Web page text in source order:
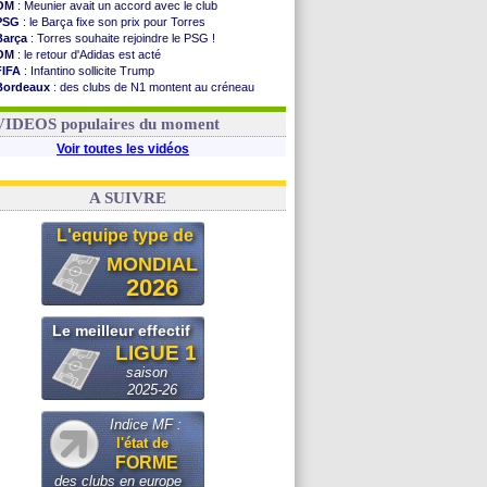
: Meunier avait un accord avec le club
: le Barça fixe son prix pour Torres
: Torres souhaite rejoindre le PSG !
: le retour d'Adidas est acté
: Infantino sollicite Trump
: des clubs de N1 montent au créneau
: le démenti de Leipzig pour Diomandé
populaires du moment
Voir toutes les vidéos
A SUIVRE
L'equipe type de
MONDIAL
2026
Le meilleur effectif
LIGUE 1
saison
2025-26
Indice MF :
l'état de
FORME
des clubs en europe